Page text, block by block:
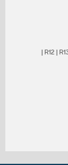
| R12|